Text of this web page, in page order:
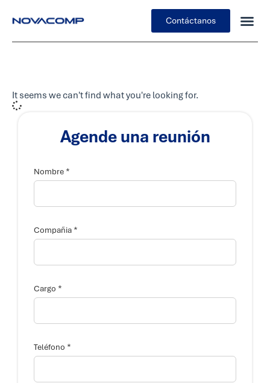
Contáctanos
It seems we can't find what you're looking for.
Agende una reunión
Nombre *
Compañia *
Cargo *
C
o
Teléfono *